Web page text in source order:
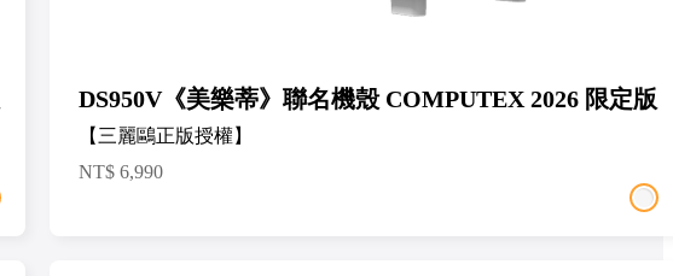
DS950V《美樂蒂》聯名機殼 COMPUTEX 2026 限定版
【三麗鷗正版授權】
NT$ 6,990